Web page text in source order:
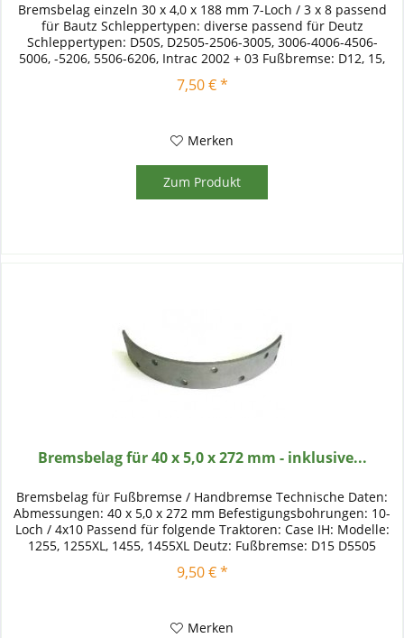
Bremsbelag einzeln 30 x 4,0 x 188 mm 7-Loch / 3 x 8 passend
für Bautz Schleppertypen: diverse passend für Deutz
Schleppertypen: D50S, D2505-2506-3005, 3006-4006-4506-
5006, -5206, 5506-6206, Intrac 2002 + 03 Fußbremse: D12, 15,
17, 19,...
7,50 € *
Merken
Zum Produkt
Bremsbelag für 40 x 5,0 x 272 mm - inklusive...
Bremsbelag für Fußbremse / Handbremse Technische Daten:
Abmessungen: 40 x 5,0 x 272 mm Befestigungsbohrungen: 10-
Loch / 4x10 Passend für folgende Traktoren: Case IH: Modelle:
1255, 1255XL, 1455, 1455XL Deutz: Fußbremse: D15 D5505
D5015...
9,50 € *
Merken